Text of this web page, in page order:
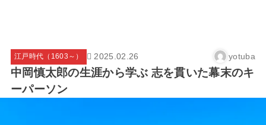
江戸時代（1603～） 2025.02.26 yotuba
中岡慎太郎の生涯から学ぶ 志を貫いた幕末のキ
ーパーソン